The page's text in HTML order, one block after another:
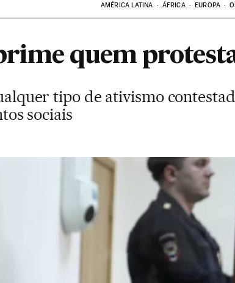
AMÉRICA LATINA ÁFRICA EUROPA
quem
tipo de ativismo
sociais